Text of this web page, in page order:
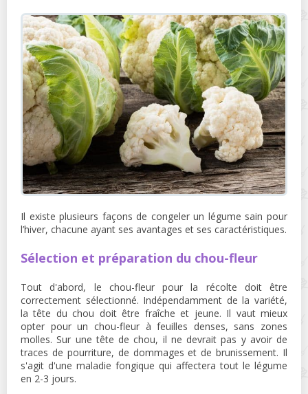
Il existe plusieurs façons de congeler un légume sain pour
l’hiver, chacune ayant ses avantages et ses caractéristiques.
Sélection et préparation du chou-fleur
Tout d'abord, le chou-fleur pour la récolte doit être
correctement sélectionné. Indépendamment de la variété,
la tête du chou doit être fraîche et jeune. Il vaut mieux
opter pour un chou-fleur à feuilles denses, sans zones
molles. Sur une tête de chou, il ne devrait pas y avoir de
traces de pourriture, de dommages et de brunissement. Il
s'agit d'une maladie fongique qui affectera tout le légume
en 2-3 jours.